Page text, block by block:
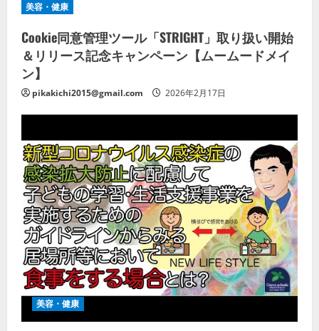
美容・健康
Cookie同意管理ツール「STRIGHT」取り扱い開始
＆リリース記念キャンペーン【ムームードメイ
ン】
pikakichi2015@gmail.com 2026年2月17日
美容・健康